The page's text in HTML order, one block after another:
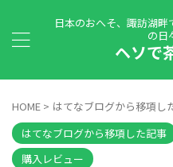
日本のおへそ、諏訪湖
の日
ヘソで
HOME > はてなブログから移項し
はてなブログから移項した記事
購入レビュー